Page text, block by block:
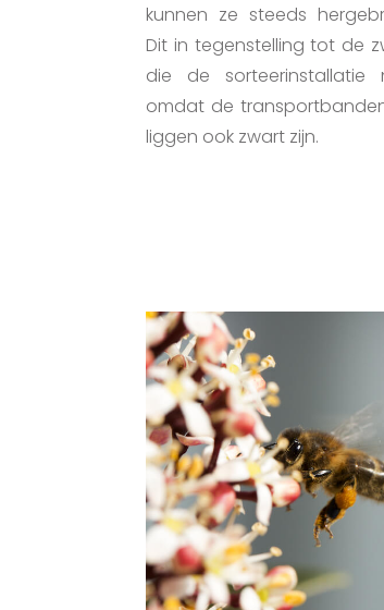
kunnen ze steeds
Dit in tegenstelling tot de
die de sorteerinstallatie
omdat de
liggen ook zwart zijn.